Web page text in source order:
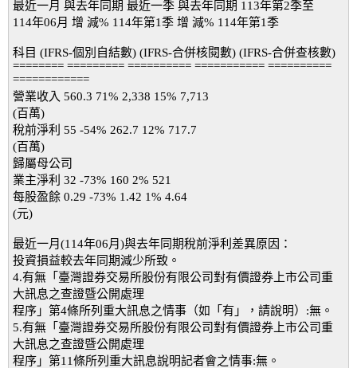
最近一月 與去年同期 最近一季 與去年同期 113年第2季至
114年06月 增 減% 114年第1季 增 減% 114年第1季
科目 (IFRS-個別自結數) (IFRS-合併核閱數) (IFRS-合併查核數)
======== ========= ========== =========== ==========
============
營業收入 560.3 71% 2,338 15% 7,713
(百萬)
稅前淨利 55 -54% 262.7 12% 717.7
(百萬)
歸屬母公司
業主淨利 32 -73% 160 2% 521
每股盈餘 0.29 -73% 1.42 1% 4.64
(元)
最近一月(114年06月)與去年同期稅前淨利差異原因：
投資損益較去年同期減少所致。
4.有無「臺灣證券交易所股份有限公司對有價證券上市公司重
大訊息之查證暨公開處理
程序」第4條所列重大訊息之情事（如「有」，請說明）:無。
5.有無「臺灣證券交易所股份有限公司對有價證券上市公司重
大訊息之查證暨公開處理
程序」第11條所列重大訊息說明記者會之情事:無。